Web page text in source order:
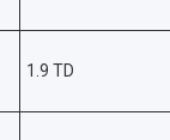
1.9 TD